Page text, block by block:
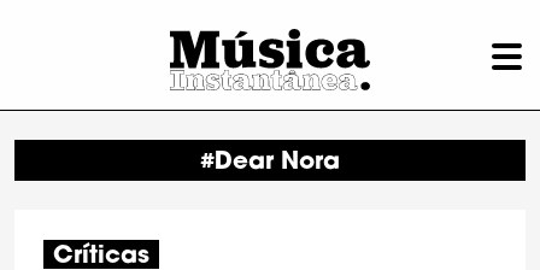
#Dear Nora
Críticas